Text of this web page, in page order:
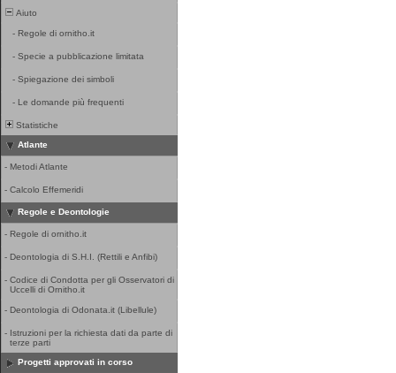
Aiuto
- Regole di ornitho.it
- Specie a pubblicazione limitata
- Spiegazione dei simboli
- Le domande più frequenti
Statistiche
Atlante
- Metodi Atlante
- Calcolo Effemeridi
Regole e Deontologie
- Regole di ornitho.it
- Deontologia di S.H.I. (Rettili e Anfibi)
- Codice di Condotta per gli Osservatori di
Uccelli di Ornitho.it
- Deontologia di Odonata.it (Libellule)
- Istruzioni per la richiesta dati da parte di
terze parti
Progetti approvati in corso